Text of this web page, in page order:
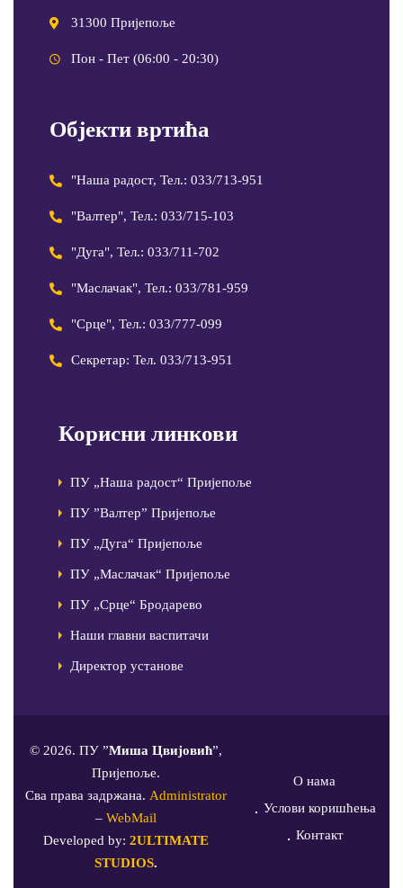
31300 Пријепоље
Пон - Пет (06:00 - 20:30)
Објекти вртића
"Наша радост, Тел.: 033/713-951
"Валтер", Тел.: 033/715-103
"Дуга", Тел.: 033/711-702
"Маслачак", Тел.: 033/781-959
"Срце", Тел.: 033/777-099
Секретар: Тел. 033/713-951
Корисни линкови
ПУ „Наша радост“ Пријепоље
ПУ ”Валтер” Пријепоље
ПУ „Дуга“ Пријепоље
ПУ „Маслачак“ Пријепоље
ПУ „Срце“ Бродарево
Наши главни васпитачи
Директор установе
© 2026. ПУ ”Миша Цвијовић”,
Пријепоље.
Сва права задржана. Administrator
–WebMail
Developed by: 2ULTIMATE
STUDIOS.
О нама
Услови коришћења
Контакт